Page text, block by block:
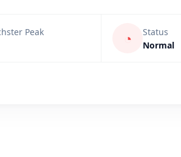
Peak
◔
Status
Normal